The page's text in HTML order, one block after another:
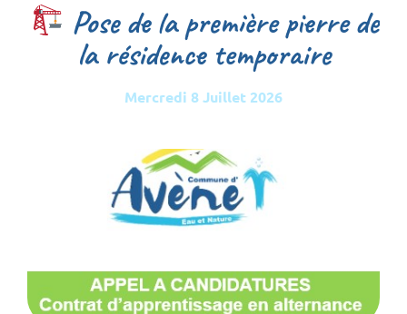
Pose de la première pierre de
la résidence temporaire
Mercredi 8 Juillet 2026